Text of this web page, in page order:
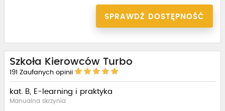
SPRAWDŹ DOSTĘPNOŚĆ
Szkoła Kierowców Turbo
191 Zaufanych opinii
kat. B, E-learning i praktyka
Manualna skrzynia